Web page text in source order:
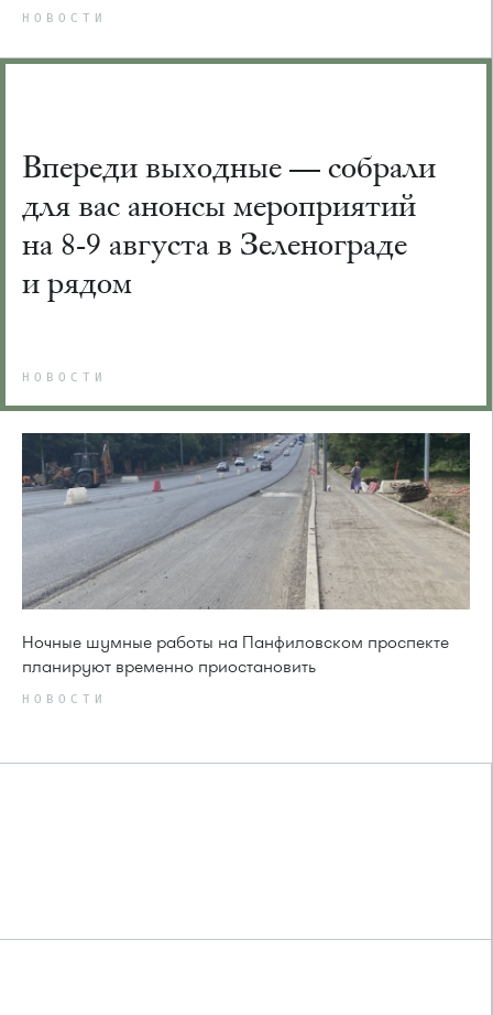
НОВОСТИ
Впереди выходные — собрали
для вас анонсы мероприятий
на 8-9 августа в Зеленограде
и рядом
НОВОСТИ
Ночные шумные работы на Панфиловском проспекте
планируют временно приостановить
НОВОСТИ